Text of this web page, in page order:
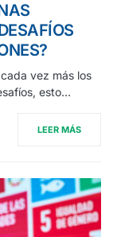
vez más los
esto…
LEER MÁS